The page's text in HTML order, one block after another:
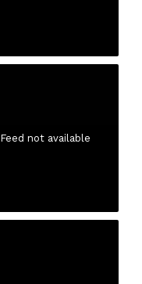
Feed not available